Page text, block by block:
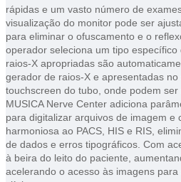
rápidas e um vasto número de
visualização do monitor pode ser
para eliminar o ofuscamento e o
operador seleciona um tipo
raios-X apropriadas são
gerador de raios-X e apresentadas no
touchscreen do tubo, onde podem
MUSICA Nerve Center adiciona
para digitalizar arquivos de imagem e
harmoniosa ao PACS, HIS e RIS,
de dados e erros tipográficos. Com
à beira do leito do paciente,
acelerando o acesso às imagens